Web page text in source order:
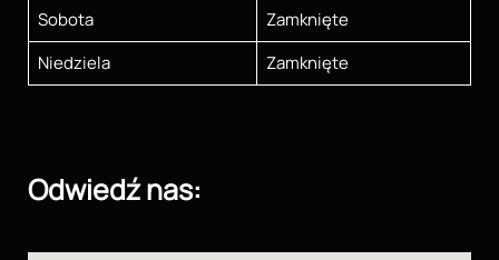
Sobota
Zamknięte
Niedziela
Zamknięte
Odwiedź nas: